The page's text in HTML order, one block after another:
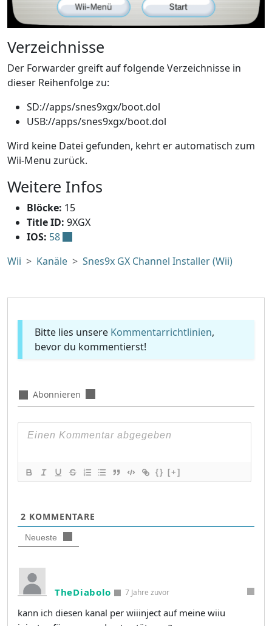
Verzeichnisse
Der Forwarder greift auf folgende Verzeichnisse in
dieser Reihenfolge zu:
SD://apps/snes9xgx/boot.dol
USB://apps/snes9xgx/boot.dol
Wird keine Datei gefunden, kehrt er automatisch zum
Wii-Menu zurück.
Weitere Infos
Blöcke: 15
Title ID: 9XGX
IOS: 58
Wii
Kanäle Snes9x GX Channel Installer (Wii)
Bitte lies unsere Kommentarrichtlinien,
bevor du kommentierst!
Abonnieren
{} [+]
2 KOMMENTARE
Neueste
TheDiabolo 7 Jahre zuvor
kann ich diesen kanal per wiiinject auf meine wiiu